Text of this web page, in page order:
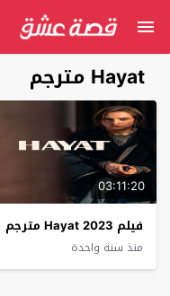
Hayat مترجم
03:11:20
فيلم Hayat 2023 مترجم
منذ سنة واحدة